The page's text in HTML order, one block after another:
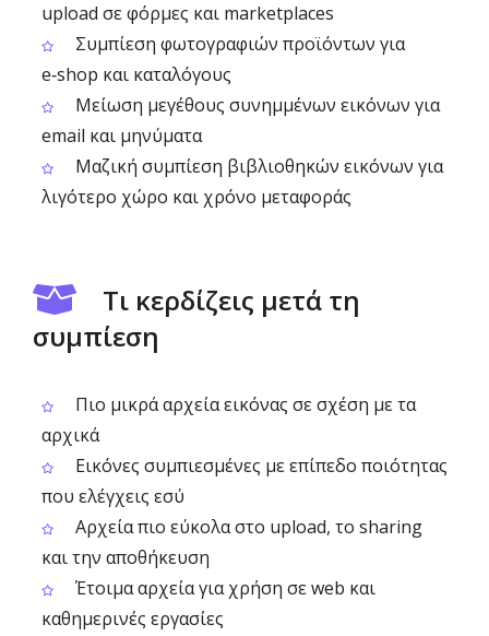
upload σε φόρμες και marketplaces
Συμπίεση φωτογραφιών προϊόντων για
e‑shop και καταλόγους
Μείωση μεγέθους συνημμένων εικόνων για
email και μηνύματα
Μαζική συμπίεση βιβλιοθηκών εικόνων για
λιγότερο χώρο και χρόνο μεταφοράς
Τι κερδίζεις μετά τη
συμπίεση
Πιο μικρά αρχεία εικόνας σε σχέση με τα
αρχικά
Εικόνες συμπιεσμένες με επίπεδο ποιότητας
που ελέγχεις εσύ
Αρχεία πιο εύκολα στο upload, το sharing
και την αποθήκευση
Έτοιμα αρχεία για χρήση σε web και
καθημερινές εργασίες